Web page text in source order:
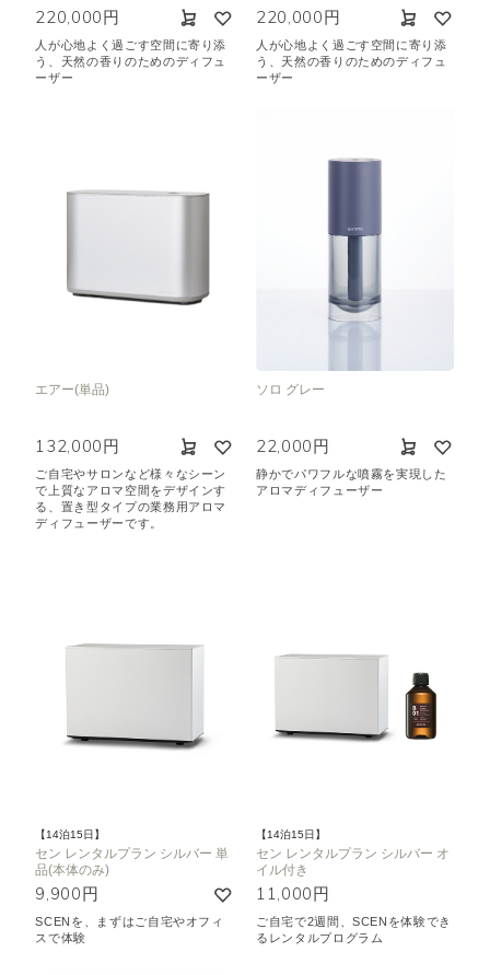
220,000円
人が心地よく過ごす空間に寄り添
う、天然の香りのためのディフュ
ーザー
220,000円
人が心地よく過ごす空間に寄り添
う、天然の香りのためのディフュ
ーザー
エアー(単品)
132,000円
ご自宅やサロンなど様々なシーン
で上質なアロマ空間をデザインす
る、置き型タイプの業務用アロマ
ディフューザーです。
ソロ グレー
22,000円
静かでパワフルな噴霧を実現した
アロマディフューザー
【14泊15日】
セン レンタルプラン シルバー 単
品(本体のみ)
9,900円
SCENを、まずはご自宅やオフィ
スで体験
【14泊15日】
セン レンタルプラン シルバー オ
イル付き
11,000円
ご自宅で2週間、SCENを体験でき
るレンタルプログラム